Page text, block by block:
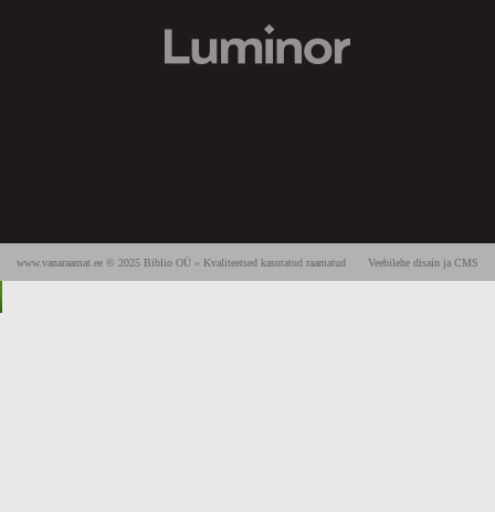
Veebilehe disain ja CMS
www.vanaraamat.ee © 2025 Biblio OÜ » Kvaliteetsed kasutatud raamatud